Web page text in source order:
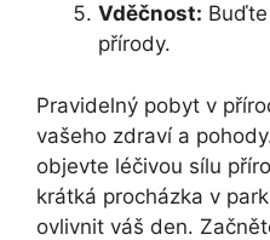
Vděčnost:
přírody.
Pravidelný pobyt v
vašeho zdraví a
objevte léčivou sílu
krátká procházka v
ovlivnit váš den.